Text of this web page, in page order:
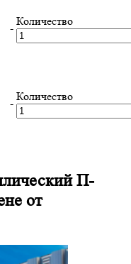
-
Количество
-
Количество
П-
от